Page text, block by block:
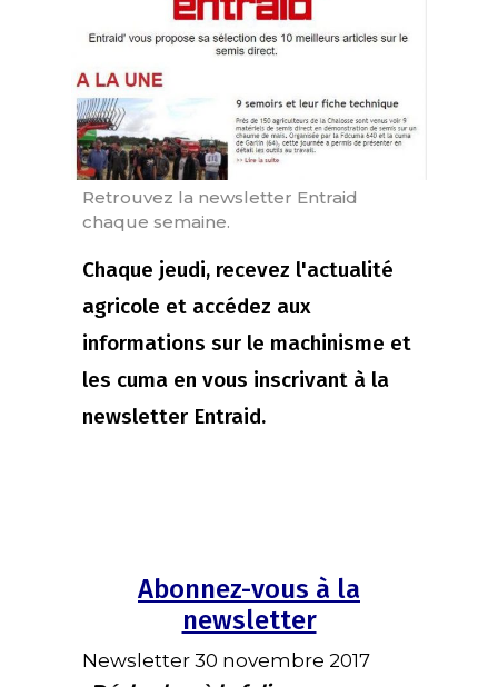
Retrouvez la newsletter Entraid
chaque semaine.
Chaque jeudi, recevez l'actualité
agricole et accédez aux
informations sur le machinisme et
les cuma en vous inscrivant à la
newsletter Entraid.
Abonnez-vous à la
newsletter
Newsletter 30 novembre 2017